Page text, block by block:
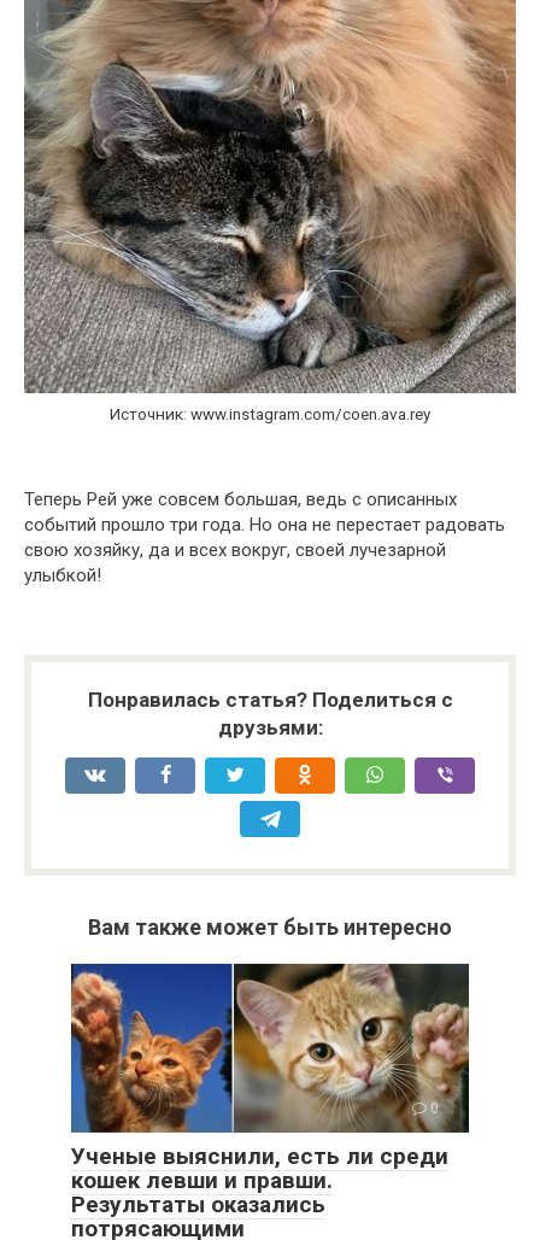
Источник: www.instagram.com/coen.ava.rey
Теперь Рей уже совсем большая, ведь с описанных
событий прошло три года. Но она не перестает радовать
свою хозяйку, да и всех вокруг, своей лучезарной
улыбкой!
Понравилась статья? Поделиться с
друзьями:
Вам также может быть интересно
0
Ученые выяснили, есть ли среди
кошек левши и правши.
Результаты оказались
потрясающими